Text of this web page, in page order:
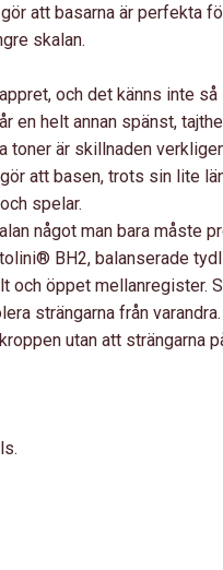
att basarna är perfekta
skalan.
och det känns inte
en helt annan spänst,
toner är skillnaden
att basen, trots sin lite
spelar.
något man bara måste
BH2, balanserade
och öppet mellanregister.
strängarna från
utan att strängarna